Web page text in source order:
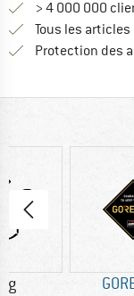
> 4 000 000
Tous les
Protection des
g